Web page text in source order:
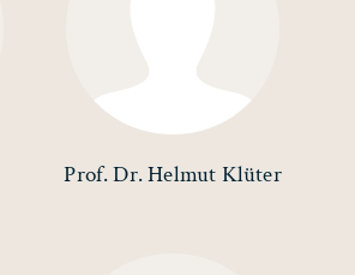
Prof. Dr. Helmut Klüter